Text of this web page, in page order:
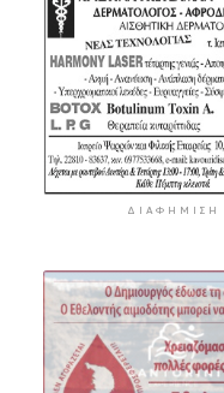
ΔΙΑΦΉΜΙΣΗ